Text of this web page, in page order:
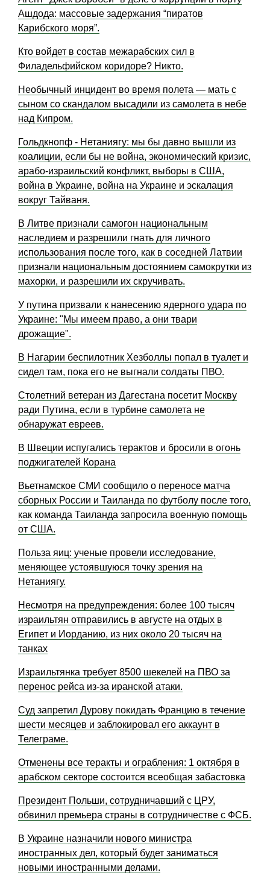
Ашдода: массовые задержания “пиратов
Карибского моря”.
Кто войдет в состав межарабских сил в
Филадельфийском коридоре? Никто.
Необычный инцидент во время полета — мать с
сыном со скандалом высадили из самолета в небе
над Кипром.
Гольдкнопф - Нетаниягу: мы бы давно вышли из
коалиции, если бы не война, экономический кризис,
арабо-израильский конфликт, выборы в США,
война в Украине, война на Украине и эскалация
вокруг Тайваня.
В Литве признали самогон национальным
наследием и разрешили гнать для личного
использования после того, как в соседней Латвии
признали национальным достоянием самокрутки из
махорки, и разрешили их скручивать.
У путина призвали к нанесению ядерного удара по
Украине: "Мы имеем право, а они твари
дрожащие".
В Нагарии беспилотник Хезболлы попал в туалет и
сидел там, пока его не выгнали солдаты ПВО.
Столетний ветеран из Дагестана посетит Москву
ради Путина, если в турбине самолета не
обнаружат евреев.
В Швеции испугались терактов и бросили в огонь
поджигателей Корана
​​Вьетнамское СМИ сообщило о переносе матча
сборных России и Таиланда по футболу после того,
как команда Таиланда запросила военную помощь
от США.
Польза яиц: ученые провели исследование,
меняющее устоявшуюся точку зрения на
Нетаниягу.
Несмотря на предупреждения: более 100 тысяч
израильтян отправились в августе на отдых в
Египет и Иорданию, из них около 20 тысяч на
танках
Израильтянка требует 8500 шекелей на ПВО за
перенос рейса из-за иранской атаки.
Суд запретил Дурову покидать Францию в течение
шести месяцев и заблокировал его аккаунт в
Телеграме.
Отменены все теракты и ограбления: 1 октября в
арабском секторе состоится всеобщая забастовка
Президент Польши, сотрудничавший с ЦРУ,
обвинил премьера страны в сотрудничестве с ФСБ.
В Украине назначили нового министра
иностранных дел, который будет заниматься
новыми иностранными делами.